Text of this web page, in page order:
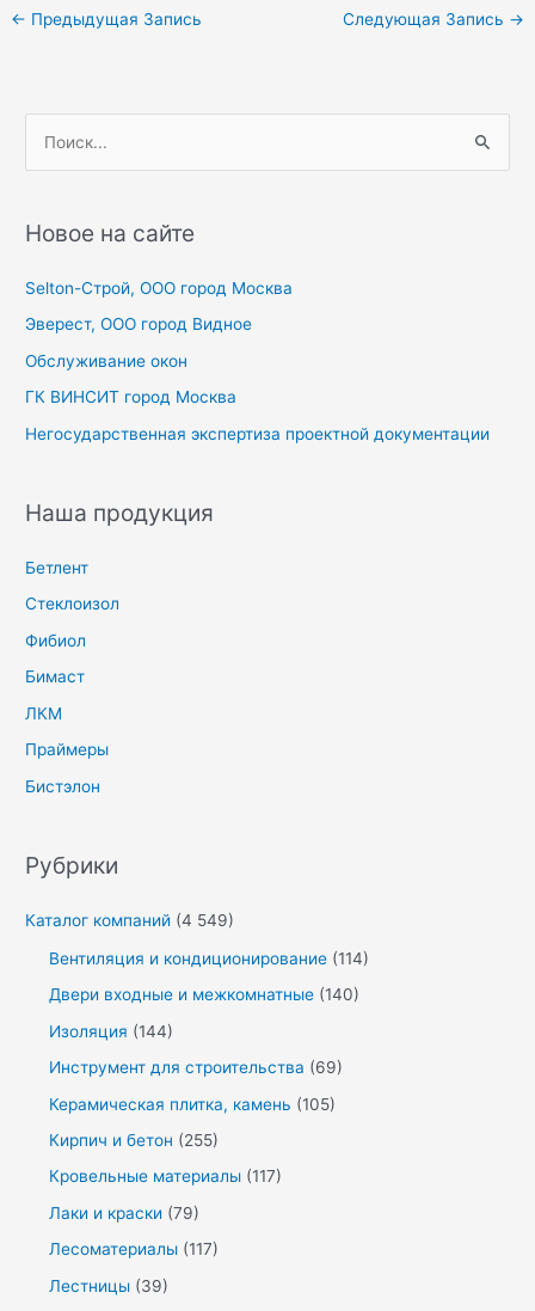
Навигация
← Предыдущая Запись Следующая Запись →
с
:
Новое на сайте
Selton-Строй, OOO город Москва
Эверест, ООО город Видное
Обслуживание окон
ГК ВИНСИТ город Москва
Негосударственная экспертиза проектной документации
Наша продукция
Бетлент
Стеклоизол
Фибиол
Бимаст
ЛКМ
Праймеры
Бистэлон
Рубрики
Каталог компаний (4 549)
Вентиляция и кондиционирование (114)
Двери входные и межкомнатные (140)
Изоляция (144)
Инструмент для строительства (69)
Керамическая плитка, камень (105)
Кирпич и бетон (255)
Кровельные материалы (117)
Лаки и краски (79)
Лесоматериалы (117)
Лестницы (39)